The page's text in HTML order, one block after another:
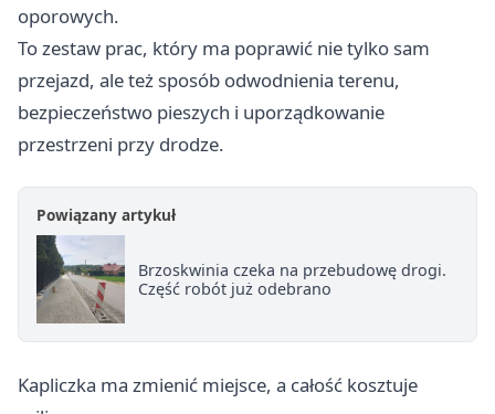
oporowych.
To zestaw prac, który ma poprawić nie tylko sam
przejazd, ale też sposób odwodnienia terenu,
bezpieczeństwo pieszych i uporządkowanie
przestrzeni przy drodze.
Powiązany artykuł
Brzoskwinia czeka na przebudowę drogi.
Część robót już odebrano
Kapliczka ma zmienić miejsce, a całość kosztuje